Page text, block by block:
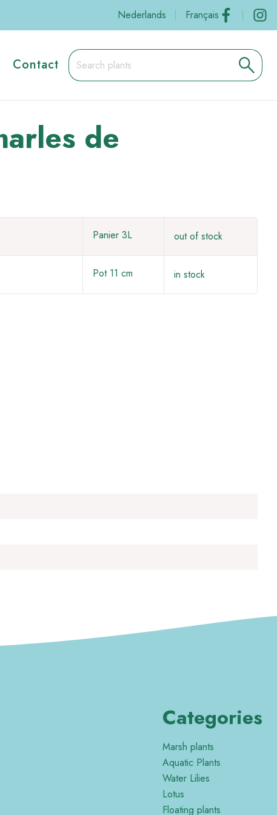
Nederlands Français Social
Contact
de
Panier 3L out of stock
Pot 11 cm in stock
Categories
Marsh plants
Aquatic Plants
Water Lilies
Lotus
Floating plants